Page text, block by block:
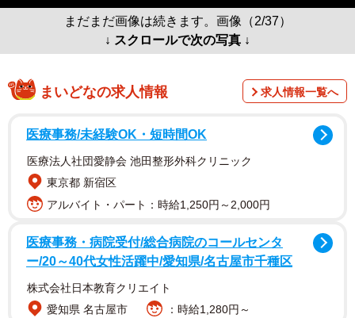
まだまだ画像は続きます。画像（2/37）
↓ スクロールで次の写真 ↓
まいどなの求人情報 求人情報一覧へ
医療事務/未経験OK・短時間OK
医療法人社団愛静会 池田整形外科クリニック
東京都 新宿区
アルバイト・パート：時給1,250円～2,000円
医療事務・病院受付/総合病院のコールセンタ
ー/20～40代女性活躍中/愛知県/名古屋市千種区
株式会社日本教育クリエイト
愛知県 名古屋市
：時給1,280円～